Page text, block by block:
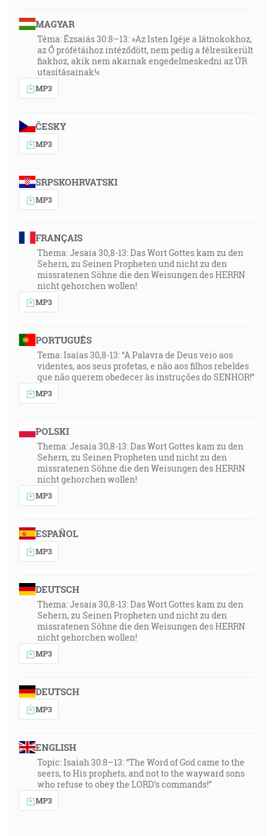
MAGYAR
Téma: Ézsaiás 30:8–13: »Az Isten Igéje a látnokokhoz,
az Ő prófétáihoz intéződött, nem pedig a félresikerült
fiakhoz, akik nem akarnak engedelmeskedni az ÚR
utasításainak!«
MP3
ČESKY
MP3
SRPSKOHRVATSKI
MP3
FRANÇAIS
Thema: Jesaia 30,8-13: Das Wort Gottes kam zu den
Sehern, zu Seinen Propheten und nicht zu den
missratenen Söhne die den Weisungen des HERRN
nicht gehorchen wollen!
MP3
PORTUGUÊS
Tema: Isaías 30,8-13: “A Palavra de Deus veio aos
videntes, aos seus profetas, e não aos filhos rebeldes
que não querem obedecer às instruções do SENHOR!”
MP3
POLSKI
Thema: Jesaia 30,8-13: Das Wort Gottes kam zu den
Sehern, zu Seinen Propheten und nicht zu den
missratenen Söhne die den Weisungen des HERRN
nicht gehorchen wollen!
MP3
ESPAÑOL
MP3
DEUTSCH
Thema: Jesaia 30,8-13: Das Wort Gottes kam zu den
Sehern, zu Seinen Propheten und nicht zu den
missratenen Söhne die den Weisungen des HERRN
nicht gehorchen wollen!
MP3
DEUTSCH
MP3
ENGLISH
Topic: Isaiah 30:8–13: “The Word of God came to the
seers, to His prophets, and not to the wayward sons
who refuse to obey the LORD’s commands!”
MP3